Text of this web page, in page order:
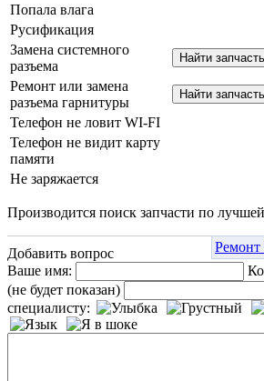
Попала влага
Русификация
Замена системного
разъема
Ремонт или замена
разъема гарнитуры
Телефон не ловит WI-FI
Телефон не видит карту
памяти
Не заряжается
Производится поиск запчасти по
Ремонт
Добавить вопрос
Ваше имя:
(не будет показан)
специалисту: